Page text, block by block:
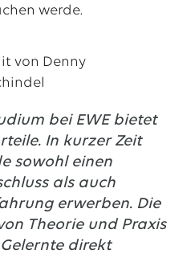
werde.
bei EWE bietet
In kurzer Zeit
sowohl einen
als auch
erwerben. Die
Theorie und Praxis
direkt